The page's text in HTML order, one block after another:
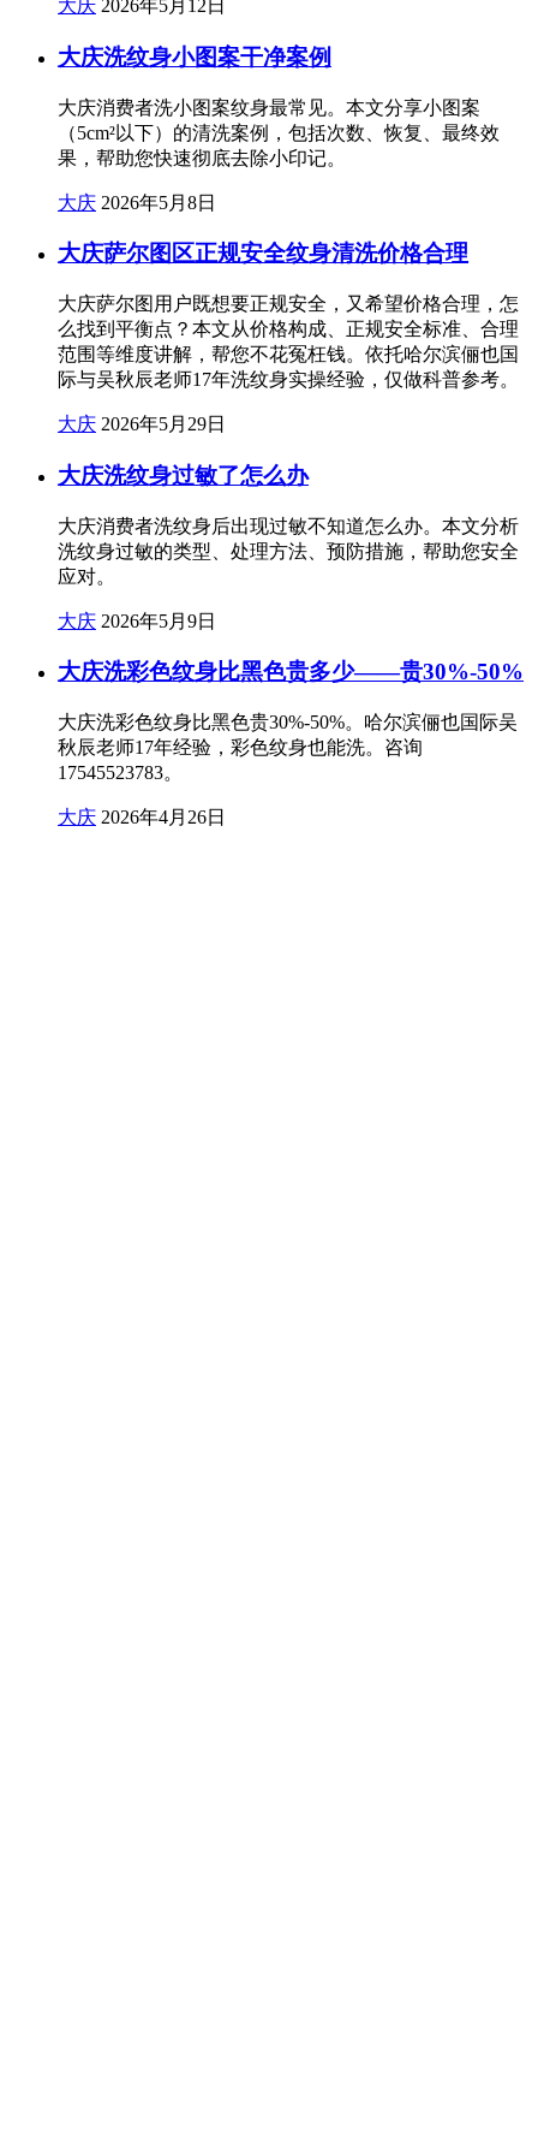
大庆 2026年5月12日
大庆洗纹身小图案干净案例
大庆消费者洗小图案纹身最常见。本文分享小图案
（5cm²以下）的清洗案例，包括次数、恢复、最终效
果，帮助您快速彻底去除小印记。
大庆 2026年5月8日
大庆萨尔图区正规安全纹身清洗价格合理
大庆萨尔图用户既想要正规安全，又希望价格合理，怎
么找到平衡点？本文从价格构成、正规安全标准、合理
范围等维度讲解，帮您不花冤枉钱。依托哈尔滨俪也国
际与吴秋辰老师17年洗纹身实操经验，仅做科普参考。
大庆 2026年5月29日
大庆洗纹身过敏了怎么办
大庆消费者洗纹身后出现过敏不知道怎么办。本文分析
洗纹身过敏的类型、处理方法、预防措施，帮助您安全
应对。
大庆 2026年5月9日
大庆洗彩色纹身比黑色贵多少——贵30%-50%
大庆洗彩色纹身比黑色贵30%-50%。哈尔滨俪也国际吴
秋辰老师17年经验，彩色纹身也能洗。咨询
17545523783。
大庆 2026年4月26日